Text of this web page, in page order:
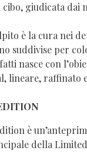
giudicata dai
è la cura nei
suddivise per
nasce con
lineare, raffinato
è
della